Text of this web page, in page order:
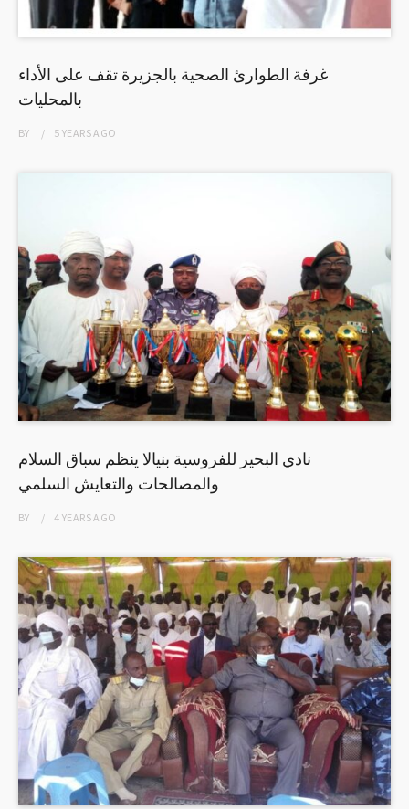
غرفة الطوارئ الصحية بالجزيرة تقف على الأداء
بالمحليات
BY 5 YEARSAGO
نادي البحير للفروسية بنيالا ينظم سباق السلام
والمصالحات والتعايش السلمي
BY 4 YEARSAGO